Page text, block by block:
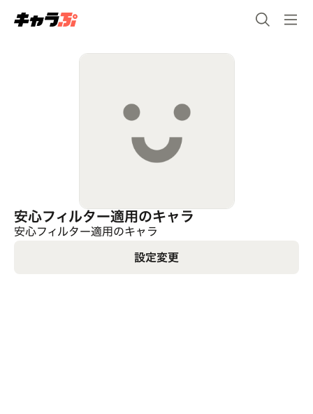
安心フィルター適用のキャラ
安心フィルター適用のキャラ
設定変更